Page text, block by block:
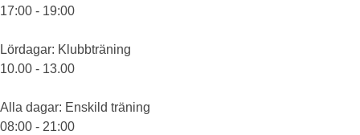
17:00 - 19:00
Lördagar: Klubbträning
10.00 - 13.00
Alla dagar: Enskild träning
08:00 - 21:00